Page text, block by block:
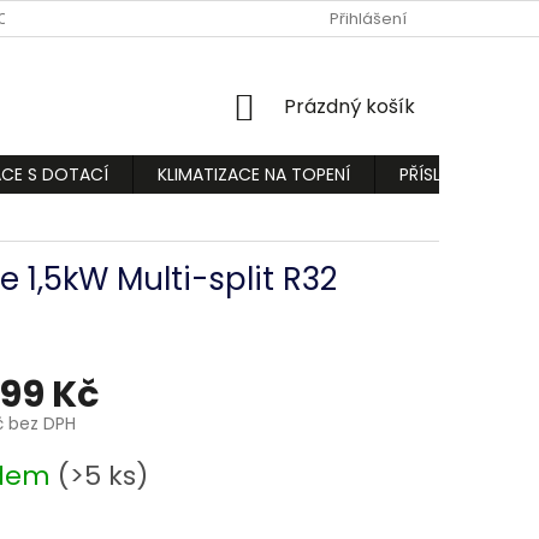
PODMÍNKY OCHRANY OSOBNÍCH ÚDAJŮ
Přihlášení
NÁKUPNÍ
Prázdný košík
S DOTACÍ KLIMATIZACE NA TOPENÍ
PŘÍSLUŠENSTVÍ
Multi-split R32
Kč
bez DPH
(>5 ks)